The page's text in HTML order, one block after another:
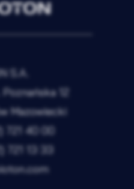
S.A.
12
Mazowiecki
721 40 00
721 13 33